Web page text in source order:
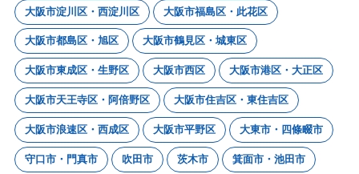
大阪市淀川区・西淀川区 大阪市福島区・此花区
大阪市都島区・旭区 大阪市鶴見区・城東区
大阪市東成区・生野区 大阪市西区 大阪市港区・大正区
大阪市天王寺区・阿倍野区 大阪市住吉区・東住吉区
大阪市浪速区・西成区 大阪市平野区 大東市・四條畷市
守口市・門真市 吹田市 茨木市 箕面市・池田市